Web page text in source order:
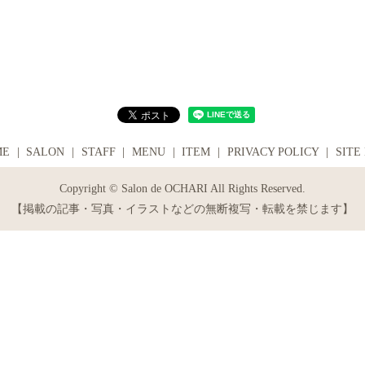
SALON STAFF MENU ITEM PRIVACY POLICY SITE
Copyright © Salon de OCHARI All Rights Reserved.
【掲載の記事・写真・イラストなどの無断複写・転載を禁じます】